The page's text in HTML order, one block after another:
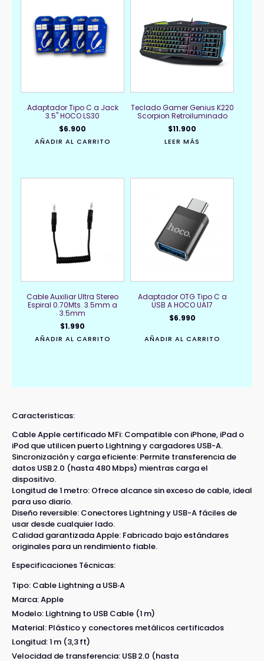
Adaptador Tipo C a Jack
3.5" HOCO LS30
$6.900
AÑADIR AL CARRITO
Teclado Gamer Genius K220
Scorpion Retroiluminado
$11.900
LEER MÁS
Cable Auxiliar Ultra Stereo
Espiral 0.70Mts. 3.5mm a
3.5mm
$1.990
AÑADIR AL CARRITO
Adaptador OTG Tipo C a
USB A HOCO UA17
$6.990
AÑADIR AL CARRITO
Caracteristicas:
Cable Apple certificado MFi: Compatible con iPhone, iPad o
iPod que utilicen puerto Lightning y cargadores USB-A.
Sincronización y carga eficiente: Permite transferencia de
datos USB 2.0 (hasta 480 Mbps) mientras carga el
dispositivo.
Longitud de 1 metro: Ofrece alcance sin exceso de cable, ideal
para uso diario.
Diseño reversible: Conectores Lightning y USB-A fáciles de
usar desde cualquier lado.
Calidad garantizada Apple: Fabricado bajo estándares
originales para un rendimiento fiable.
Especificaciones Técnicas:
Tipo: Cable Lightning a USB‑A
Marca: Apple
Modelo: Lightning to USB Cable (1 m)
Material: Plástico y conectores metálicos certificados
Longitud: 1 m (3,3 ft)
Velocidad de transferencia: USB 2.0 (hasta